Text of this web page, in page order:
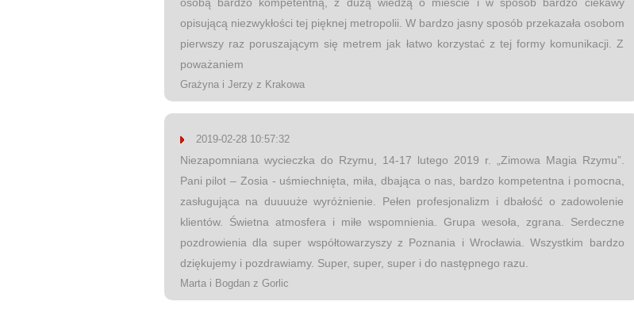
opisującą niezwykłości tej pięknej metropolii. W bardzo jasny sposób przekazała osobom
pierwszy raz poruszającym się metrem jak łatwo korzystać z tej formy komunikacji. Z
poważaniem
Grażyna i Jerzy z Krakowa
2019-02-28 10:57:32
Niezapomniana wycieczka do Rzymu, 14-17 lutego 2019 r. „Zimowa Magia Rzymu”.
Pani pilot – Zosia - uśmiechnięta, miła, dbająca o nas, bardzo kompetentna i pomocna,
zasługująca na duuuuże wyróżnienie. Pełen profesjonalizm i dbałość o zadowolenie
klientów. Świetna atmosfera i miłe wspomnienia. Grupa wesoła, zgrana. Serdeczne
pozdrowienia dla super współtowarzyszy z Poznania i Wrocławia. Wszystkim bardzo
dziękujemy i pozdrawiamy. Super, super, super i do następnego razu.
Marta i Bogdan z Gorlic